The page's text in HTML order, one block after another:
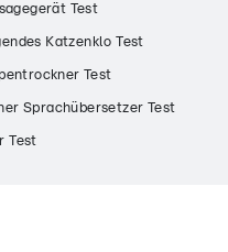
Test
Katzenklo Test
Test
Sprachübersetzer Test
Test